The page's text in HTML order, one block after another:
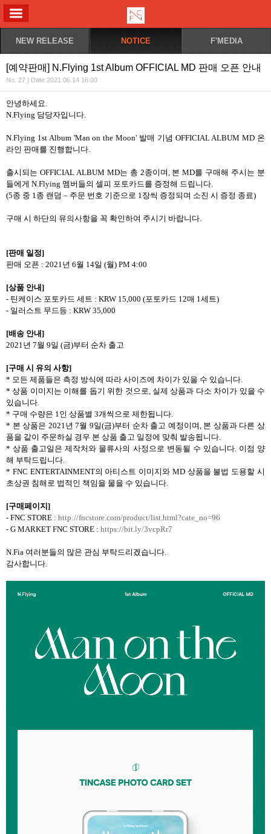
NEW RELEASE NOTICE F'MEDIA
[예약판매] N.Flying 1st Album OFFICIAL MD 판매 오픈 안내
No. 27 | Date 2021.06.14 16:00
안녕하세요.
N.Flying 담당자입니다.
N.Flying 1st Album 'Man on the Moon' 발매 기념 OFFICIAL ALBUM MD 온
라인 판매를 진행합니다.
출시되는 OFFICIAL ALBUM MD는 총 2종이며, 본MD를 구매해 주시는 분
들에게 N.Flying 멤버들의 셀피 포토카드를 증정해 드립니다.
(5종 중 1종 랜덤 – 주문 번호 기준으로 1장씩 증정되며 소진 시 증정 종료)
구매 시 하단의 유의사항을 꼭 확인하여 주시기 바랍니다.
[판매 일정]
판매 오픈 : 2021년 6월 14일 (월) PM 4:00
[상품 안내]
- 틴케이스 포토카드 세트 : KRW 15,000 (포토카드 12매 1세트)
- 일러스트 무드등 : KRW 35,000
[배송 안내]
2021년 7월 9일 (금)부터 순차 출고
[구매 시 유의 사항]
* 모든 제품들은 측정 방식에 따라 사이즈에 차이가 있을 수 있습니다.
*상품 이미지는 이해를 돕기 위한 것으로, 실제 상품과 다소 차이가 있을 수
있습니다.
* 구매 수량은 1인 상품별 3개씩으로 제한됩니다.
* 본 상품은 2021년7월 9일(금)부터 순차 출고 예정이며, 본 상품과 다른 상
품을 같이 주문하실 경우 본 상품 출고 일정에 맞춰 발송됩니다.
*상품 출고일은 제작처와 물류사의 사정으로 변동될 수 있습니다. 이점 양
해 부탁드립니다.
* FNC ENTERTAINMENT의 아티스트 이미지와 MD 상품을 불법 도용할 시
초상권 침해로 법적인 책임을 물을 수 있습니다.
[구매페이지 ]
- FNC STORE : http://fncstore.com/product/list.html?cate_no=96
- G MARKET FNC STORE : https://bit.ly/3vcpRr7
N.Fia 여러분들의 많은 관심 부탁드리겠습니다.
감사합니다.